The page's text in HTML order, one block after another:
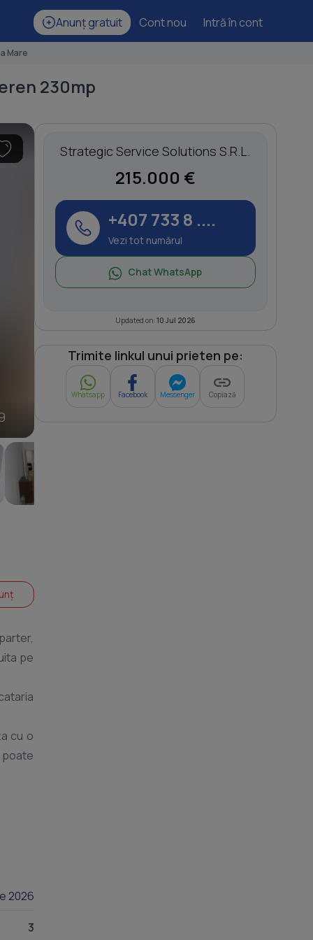
Anunț gratuit Cont nou Intră în cont
Mare
230mp
pe
cu o
poate
2026
3
Strategic Service Solutions S.R.L.
215.000 €
+407 733 8 ....
Vezi tot numărul
Chat WhatsApp
Updated on: 10 Jul 2026
Trimite linkul unui prieten pe:
Whatsapp Facebook Messenger Copiază